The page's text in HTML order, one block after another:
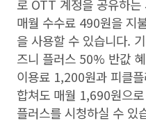
로 OTT 계정을 공유하
매월 수수료 490원을 지
을 사용할 수 있습니다.
즈니 플러스 50% 반값
이용료 1,200원과 피클
합쳐도 매월 1,690원으
플러스를 시청하실 수 있